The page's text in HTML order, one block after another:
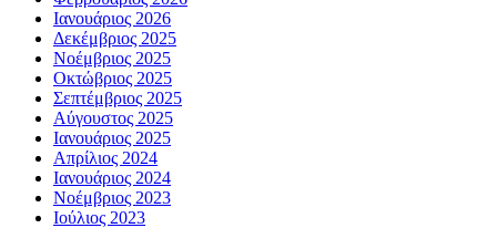
Ιανουάριος 2026
Δεκέμβριος 2025
Νοέμβριος 2025
Οκτώβριος 2025
Σεπτέμβριος 2025
Αύγουστος 2025
Ιανουάριος 2025
Απρίλιος 2024
Ιανουάριος 2024
Νοέμβριος 2023
Ιούλιος 2023